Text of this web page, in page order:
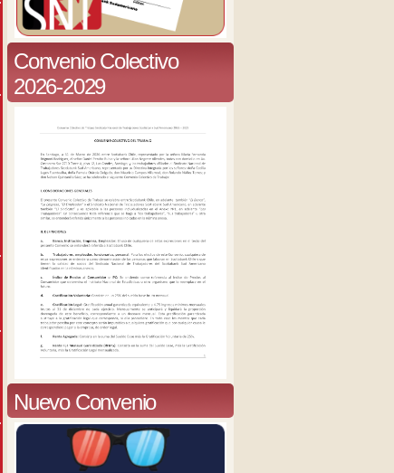
Convenio Colectivo
2026-2029
Nuevo Convenio